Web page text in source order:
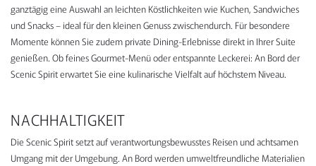
ganztägig eine Auswahl an leichten Köstlichkeiten wie Kuchen, Sandwiches
und Snacks – ideal für den kleinen Genuss zwischendurch. Für besondere
Momente können Sie zudem private Dining-Erlebnisse direkt in Ihrer Suite
genießen. Ob feines Gourmet-Menü oder entspannte Leckerei: An Bord der
Scenic Spirit erwartet Sie eine kulinarische Vielfalt auf höchstem Niveau.
NACHHALTIGKEIT
Die Scenic Spirit setzt auf verantwortungsbewusstes Reisen und achtsamen
Umgang mit der Umgebung. An Bord werden umweltfreundliche Materialien